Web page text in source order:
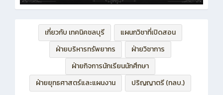
เกี่ยวกับ เทคนิคชลบุรี
แผนกวิชาที่เปิดสอน
ฝ่ายบริหารทรัพยากร
ฝ่ายวิชาการ
ฝ่ายกิจการนักเรียนนักศึกษา
ฝ่ายยุทธศาสตร์และแผนงาน
ปริญญาตรี (ทลบ.)